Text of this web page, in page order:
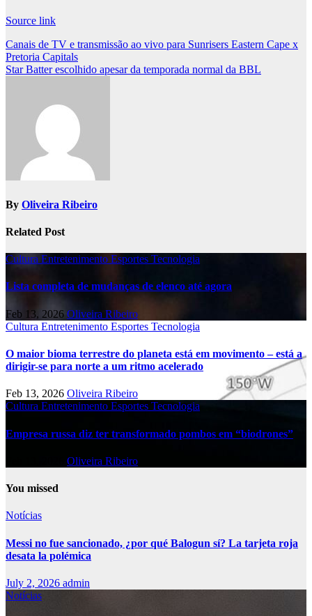
Source link
Post
navigation
Canais de TV e transmissão ao vivo para Sunrisers Eastern Cape x
Pretoria Capitals
Star Batter escolhido apesar da temporada normal da BBL
By Oliveira Ribeiro
Related Post
Cultura Entretenimento Esportes Tecnologia
Lista completa de mudanças de elenco até agora
Feb 13, 2026 Oliveira Ribeiro
Cultura Entretenimento Esportes Tecnologia
O maior bioma terrestre do planeta está em movimento – está a
dirigir-se para norte a um ritmo acelerado
Feb 13, 2026 Oliveira Ribeiro
Cultura Entretenimento Esportes Tecnologia
Empresa russa diz ter transformado pombos em “biodrones”
Oliveira Ribeiro
You missed
Notícias
Messi no fue sancionado, ¿por qué Balogun sí? La tarjeta roja
desata la polémica
July 2, 2026 admin
Notícias